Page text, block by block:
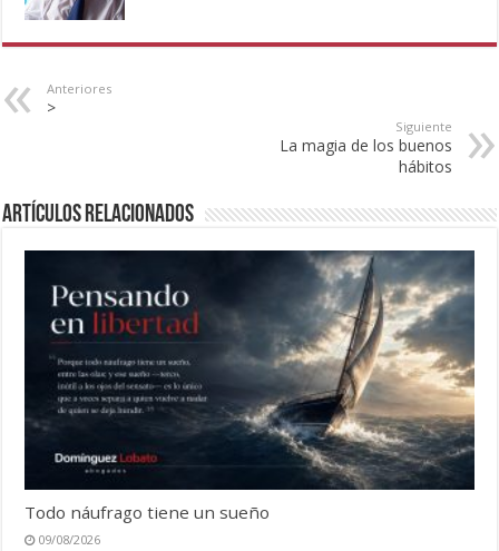
Anteriores
>
Siguiente
La magia de los buenos
hábitos
Artículos Relacionados
Todo náufrago tiene un sueño
09/08/2026